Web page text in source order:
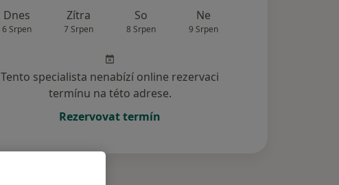
Dnes
6 Srpen
Zítra
7 Srpen
So
8 Srpen
Ne
9 Srpen
Tento specialista nenabízí online rezervaci
termínu na této adrese.
Rezervovat termín